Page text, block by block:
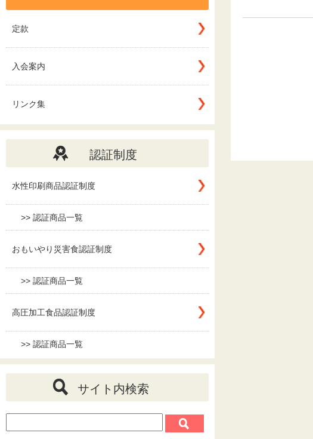
定款
入会案内
リンク集
認証制度
水性印刷商品認証制度
>> 認証商品一覧
おもいやり災害食認証制度
>> 認証商品一覧
高圧加工食品認証制度
>> 認証商品一覧
サイト内検索